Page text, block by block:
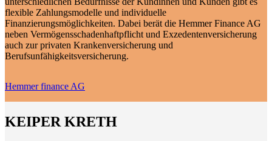
flexible Zahlungsmodelle und individuelle
Finanzierungsmöglichkeiten. Dabei berät die Hemmer Finance AG
neben Vermögensschadenhaftpflicht und Exzedentenversicherung
auch zur privaten Krankenversicherung und
Berufsunfähigkeitsversicherung.
Hemmer finance AG
KEIPER KRETH